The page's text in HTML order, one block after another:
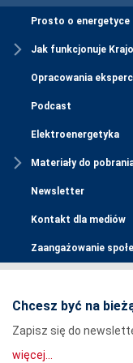
Prosto o energetyce
Jak funkcjonuje
Opracowania
Podcast
Elektroenergetyka
Materiały do
Newsletter
Kontakt dla mediów
Zaangażowanie
Chcesz być na
Zapisz się do
więcej...